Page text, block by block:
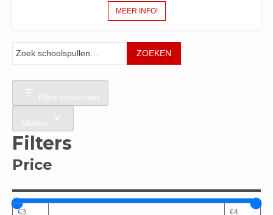
MEER INFO!
ZOEKEN
Filter producten
Sluiten
Filters
Price